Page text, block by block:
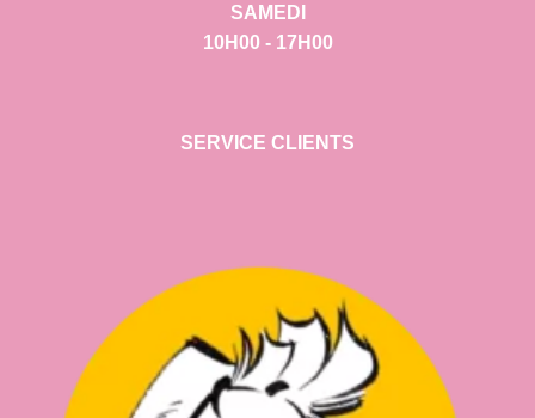
SAMEDI
10H00 - 17H00
SERVICE CLIENTS